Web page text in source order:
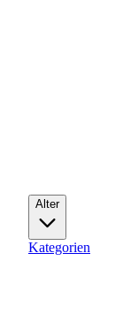
Alter
Kategorien